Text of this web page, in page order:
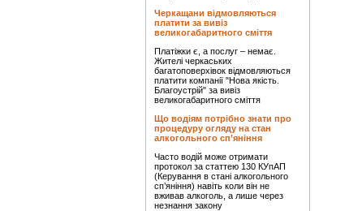
Черкащани відмовляються
платити за вивіз
великогабаритного сміття
Платіжки є, а послуг – немає.
Жителі черкаських
багатоповерхівок відмовляються
платити компанії "Нова якість.
Благоустрій" за вивіз
великогабаритного сміття
Що водіям потрібно знати про
процедуру огляду на стан
алкогольного сп’яніння
Часто водій може отримати
протокол за статтею 130 КУпАП
(Керування в стані алкогольного
сп’яніння) навіть коли він не
вживав алкоголь, а лише через
незнання закону